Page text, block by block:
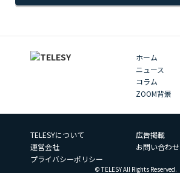
ホーム
ニュース
コラム
ZOOM背景
TELESYについて
広告掲載
運営会社
お問い合わせ
プライバシーポリシー
© TELESY All Rights Reserved.